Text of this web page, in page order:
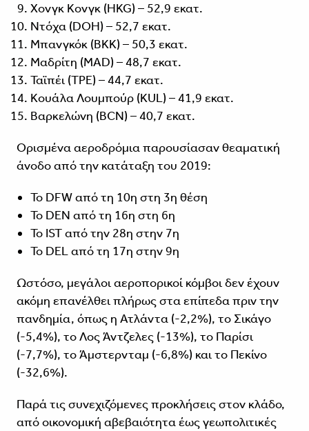
Χονγκ Κονγκ (HKG) – 52,9 εκατ.
Ντόχα (DOH) – 52,7 εκατ.
Μπανγκόκ (BKK) – 50,3 εκατ.
Μαδρίτη (MAD) – 48,7 εκατ.
Ταϊπέι (TPE) – 44,7 εκατ.
Κουάλα Λουμπούρ (KUL) – 41,9 εκατ.
Βαρκελώνη (BCN) – 40,7 εκατ.
Ορισμένα αεροδρόμια παρουσίασαν θεαματική
άνοδο από την κατάταξη του 2019:
Το DFW από τη 10η στη 3η θέση
Το DEN από τη 16η στη 6η
Το IST από την 28η στην 7η
Το DEL από τη 17η στην 9η
Ωστόσο, μεγάλοι αεροπορικοί κόμβοι δεν έχουν
ακόμη επανέλθει πλήρως στα επίπεδα πριν την
πανδημία, όπως η Ατλάντα (-2,2%), το Σικάγο
(-5,4%), το Λος Άντζελες (-13%), το Παρίσι
(-7,7%), το Άμστερνταμ (-6,8%) και το Πεκίνο
(-32,6%).
Παρά τις συνεχιζόμενες προκλήσεις στον κλάδο,
από οικονομική αβεβαιότητα έως γεωπολιτικές